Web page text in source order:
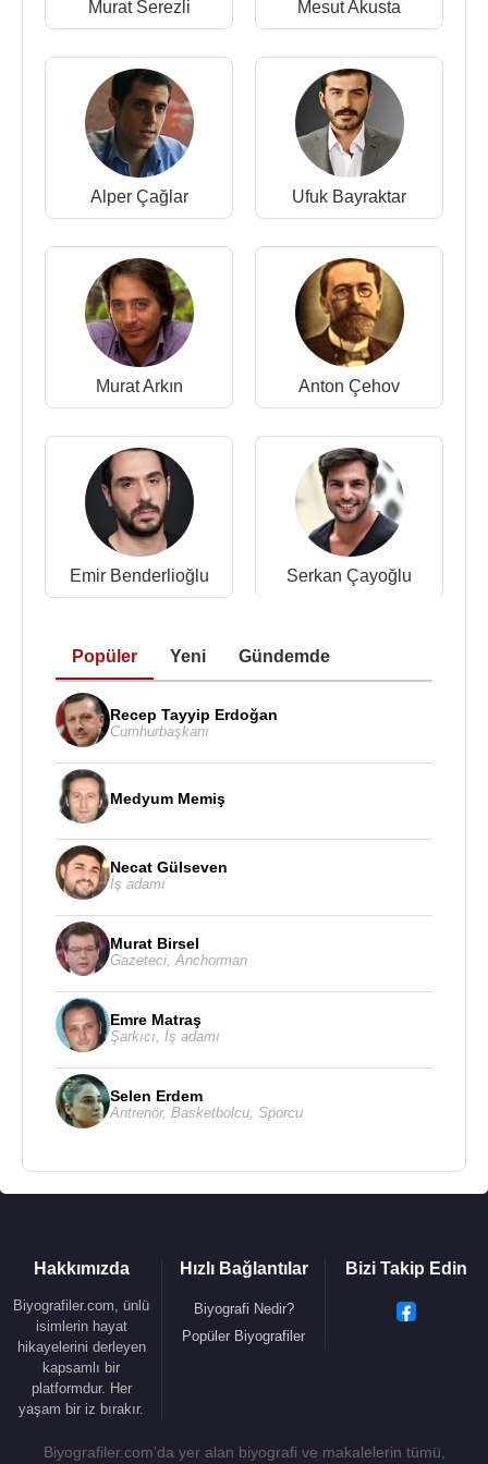
2008 - Dinle Neyden (Gülnihal Kalfa) (Sinema
2007 - Hicran Sokağı (Leyla) (Sinema Filmi)
2007 - 2008 - Elveda Rumeli (Hemşire Bihter) (TV
Dizisi)
2006 - Kod Adı (TV Dizisi)
2006 - Asterix Vikinglere Karşı (Türkçe
Seslendirme) (Sinema Filmi)
2005 - Keloğlan Kara Prens'e Karşı
(Balkız/Tüysüzoğlan) (Sinema Filmi)
2003 - Neredesin Firuze (Ayşen) (Sinema Filmi)
2003 - Bir İstanbul Masalı (Esma Kozan Arhan) (TV
2000 - Yedi Numara (Seher) (TV Dizisi)
1999 - Bize Ne Oldu (TV Dizisi)
1998 - Güzel Günler (TV Dizisi)
1996 - Gurbetçiler (TV Dizisi)
Murat Serezli Mesut Akusta
Alper Çağlar Ufuk Bayraktar
Murat Arkın Anton Çehov
Emir Benderlioğlu Serkan Çayoğlu
Popüler Yeni Gündemde
Recep Tayyip Erdoğan
Cumhurbaşkanı
Medyum Memiş
Necat Gülseven
İş adamı
Murat Birsel
Gazeteci Anchorman
Emre Matraş
Şarkıcı İş adamı
Selen Erdem
Antrenör, Basketbolcu Sporcu
Hakkımızda
Biyografiler.com, ünlü
isimlerin hayat
hikayelerini derleyen
kapsamlı bir
platformdur. Her
yaşam bir iz bırakır.
Hızlı Bağlantılar
Biyografi Nedir?
Popüler Biyografiler
Bizi Takip Edin
Biyografiler.com'da yer alan biyografi ve makalelerin tümü,